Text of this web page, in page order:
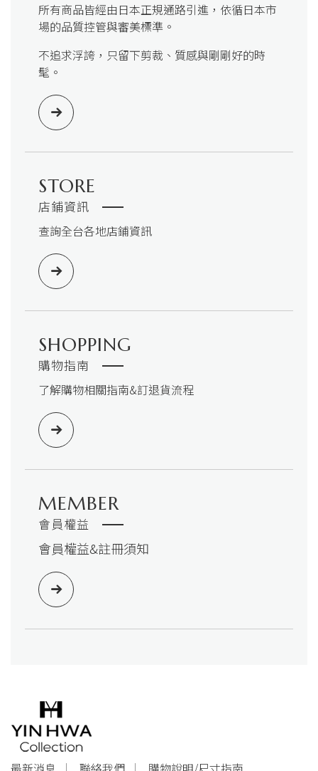
所有商品皆經由日本正規通路引進，依循日本市
場的品質控管與審美標準。
不追求浮誇，只留下剪裁、質感與剛剛好的時
髦。
STORE
店鋪資訊
查詢全台各地店鋪資訊
SHOPPING
購物指南
了解購物相關指南&訂退貨流程
MEMBER
會員權益
會員權益&註冊須知